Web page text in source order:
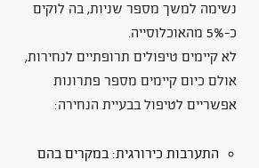
נשימה למשך מספר שניות, בה לוקים
לא קיימים טיפולים תרופתיים לנחירות,
אולם כיום קיימים מספר פתרונות
אפשריים לטיפול בבעיית הנחירה:
התערבות כירורגית: במקרים בהם